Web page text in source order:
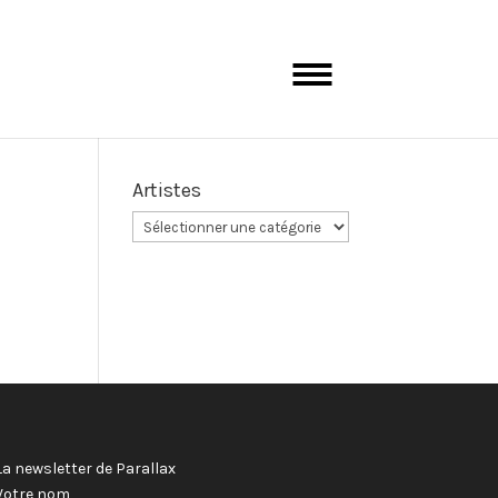
Artistes
newsletter de Parallax
nom